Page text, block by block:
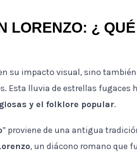
LORENZO: ¿
su impacto visual, sino
Esta lluvia de estrellas fugaces
y el folklore popular.
” proviene de una antigua
, un diácono romano que